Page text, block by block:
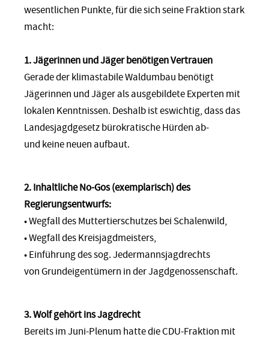
wesentlichen Punkte, für die sich seine Fraktion stark
macht:
1. Jägerinnen und Jäger benötigen Vertrauen
Gerade der klimastabile Waldumbau benötigt
Jägerinnen und Jäger als ausgebildete Experten mit
lokalen Kenntnissen. Deshalb ist eswichtig, dass das
Landesjagdgesetz bürokratische Hürden ab-
und keine neuen aufbaut.
2. Inhaltliche No-Gos (exemplarisch) des
Regierungsentwurfs:
• Wegfall des Muttertierschutzes bei Schalenwild,
• Wegfall des Kreisjagdmeisters,
• Einführung des sog. Jedermannsjagdrechts
von Grundeigentümern in der Jagdgenossenschaft.
3. Wolf gehört ins Jagdrecht
Bereits im Juni-Plenum hatte die CDU-Fraktion mit